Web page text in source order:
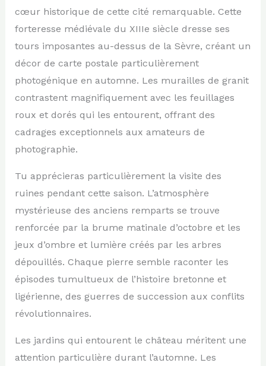
cœur historique de cette cité remarquable. Cette
forteresse médiévale du XIIIe siècle dresse ses
tours imposantes au-dessus de la Sèvre, créant un
décor de carte postale particulièrement
photogénique en automne. Les murailles de granit
contrastent magnifiquement avec les feuillages
roux et dorés qui les entourent, offrant des
cadrages exceptionnels aux amateurs de
photographie.
Tu apprécieras particulièrement la visite des
ruines pendant cette saison. L’atmosphère
mystérieuse des anciens remparts se trouve
renforcée par la brume matinale d’octobre et les
jeux d’ombre et lumière créés par les arbres
dépouillés. Chaque pierre semble raconter les
épisodes tumultueux de l’histoire bretonne et
ligérienne, des guerres de succession aux conflits
révolutionnaires.
Les jardins qui entourent le château méritent une
attention particulière durant l’automne. Les